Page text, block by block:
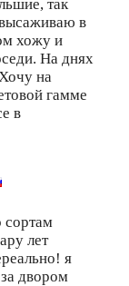
так
в
хожу и
На днях
на
гамме
в
сортам
лет
я
двором